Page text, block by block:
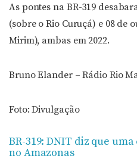
As pontes na BR-319
(sobre o Rio Curuçá) e 08 de
Mirim), ambas em 2022.
Bruno Elander – Rádio Rio
Foto: Divulgação
BR-319: DNIT diz que
no Amazonas